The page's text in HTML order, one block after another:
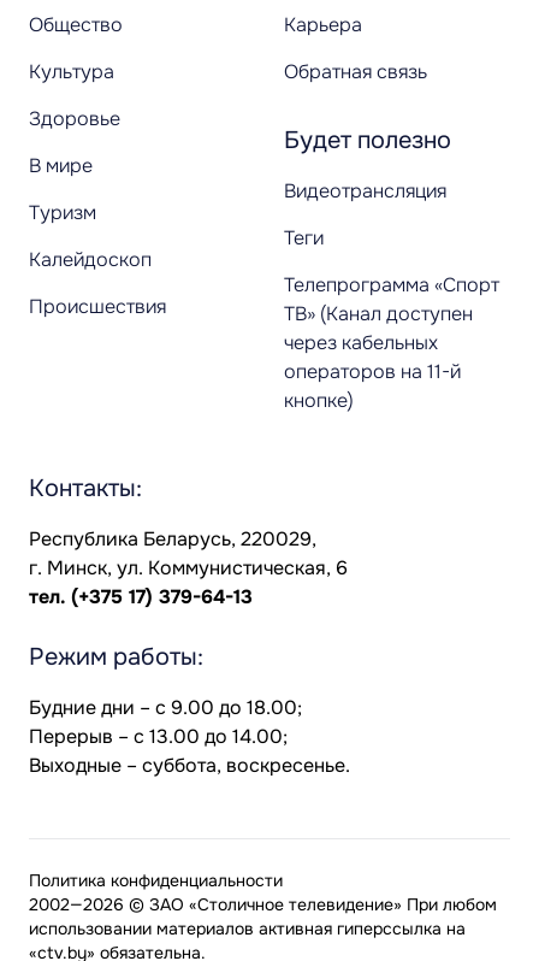
Общество
Культура
Здоровье
В мире
Туризм
Калейдоскоп
Происшествия
Карьера
Обратная связь
Будет полезно
Видеотрансляция
Теги
Телепрограмма «Спорт
ТВ» (Канал доступен
через кабельных
операторов на 11-й
кнопке)
Контакты:
Республика Беларусь, 220029,
г. Минск, ул. Коммунистическая, 6
тел. (+375 17) 379-64-13
Режим работы:
Будние дни – с 9.00 до 18.00;
Перерыв – с 13.00 до 14.00;
Выходные – суббота, воскресенье.
2002—2026 © ЗАО «Столичное телевидение» При любом
использовании материалов активная гиперссылка на
«ctv.by» обязательна.
Политика конфиденциальности